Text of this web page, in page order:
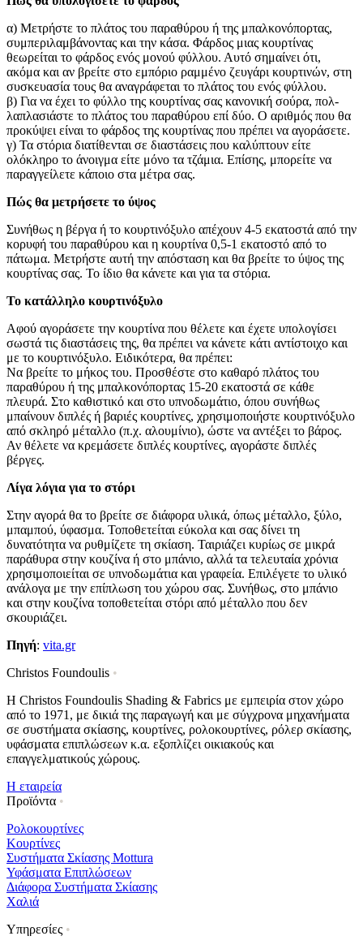
α) Μετρήστε το πλάτος του παραθύρου ή της μπαλκονόπορτας,
συμπεριλαμβάνοντας και την κάσα. Φάρδος μιας κουρτίνας
θεωρείται το φάρδος ενός μονού φύλλου. Αυτό σημαίνει ότι,
ακόμα και αν βρείτε στο εμπόριο ραμμένο ζευγάρι κουρτινών, στη
συσκευασία τους θα αναγράφεται το πλάτος του ενός φύλλου.
β) Για να έχει το φύλλο της κουρτίνας σας κανονική σούρα, πολ­
λαπλασιάστε το πλάτος του παραθύρου επί δύο. Ο αριθμός που θα
προκύψει είναι το φάρδος της κουρτίνας που πρέπει να αγοράσετε.
γ) Τα στόρια διατίθενται σε διαστάσεις που καλύπτουν είτε
ολόκληρο το άνοιγμα είτε μόνο τα τζάμια. Επίσης, μπορείτε να
παραγγείλετε κάποιο στα μέτρα σας.
Πώς θα μετρήσετε το ύψος
Συνήθως η βέργα ή το κουρτινόξυλο απέχουν 4-5 εκατοστά από την
κορυφή του παραθύρου και η κουρτίνα 0,5-1 εκατοστό από το
πάτωμα. Μετρήστε αυτή την απόσταση και θα βρείτε το ύψος της
κουρτίνας σας. Το ίδιο θα κάνετε και για τα στόρια.
To κατάλληλο κουρτινόξυλο
Αφού αγοράσετε την κουρτίνα που θέλετε και έχετε υπολογίσει
σωστά τις διαστάσεις της, θα πρέπει να κάνετε κάτι αντίστοιχο και
με το κουρτινόξυλο. Ειδικότερα, θα πρέπει:
Να βρείτε το μήκος του. Προσθέστε στο καθαρό πλάτος του
παραθύρου ή της μπαλκονόπορτας 15-20 εκατοστά σε κάθε
πλευρά. Στο καθιστικό και στο υπνοδωμάτιο, όπου συνήθως
μπαίνουν διπλές ή βαριές κουρτίνες, χρησιμοποιήστε κουρτινόξυλο
από σκληρό μέταλλο (π.χ. αλουμίνιο), ώστε να αντέξει το βάρος.
Αν θέλετε να κρεμάσετε διπλές κουρτίνες, αγοράστε διπλές
βέργες.
Λίγα λόγια για το στόρι
Στην αγορά θα το βρείτε σε διάφορα υλικά, όπως μέταλλο, ξύλο,
μπαμπού, ύφασμα. Τοποθετείται εύκολα και σας δίνει τη
δυνατότητα να ρυθμίζετε τη σκίαση. Ταιριάζει κυρίως σε μικρά
παράθυρα στην κουζίνα ή στο μπάνιο, αλλά τα τελευταία χρόνια
χρησιμοποιείται σε υπνοδωμάτια και γραφεία. Επιλέγετε το υλικό
ανάλογα με την επίπλωση του χώρου σας. Συνήθως, στο μπάνιο
και στην κουζίνα τοποθετείται στόρι από μέταλλο που δεν
σκουριάζει.
Πηγή: vita.gr
Christos Foundoulis •
Η Christos Foundoulis Shading & Fabrics με εμπειρία στον χώρο
από το 1971, με δικιά της παραγωγή και με σύγχρονα μηχανήματα
σε συστήματα σκίασης, κουρτίνες, ρολοκουρτίνες, ρόλερ σκίασης,
υφάσματα επιπλώσεων κ.α. εξοπλίζει οικιακούς και
επαγγελματικούς χώρους.
Η εταιρεία
Προϊόντα •
Ρολοκουρτίνες
Κουρτίνες
Συστήματα Σκίασης Mottura
Υφάσματα Επιπλώσεων
Διάφορα Συστήματα Σκίασης
Χαλιά
Υπηρεσίες •